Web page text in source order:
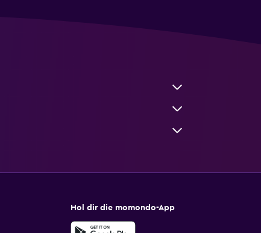
Hol dir die momondo-App